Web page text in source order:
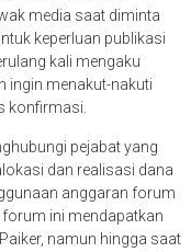
media saat diminta
keperluan publikasi
kali mengaku
ingin menakut-nakuti
konfirmasi.
pejabat yang
dan realisasi dana
anggaran forum
ini mendapatkan
namun hingga saat